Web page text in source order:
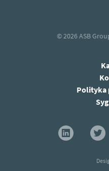
© 2026ASB
Polityka